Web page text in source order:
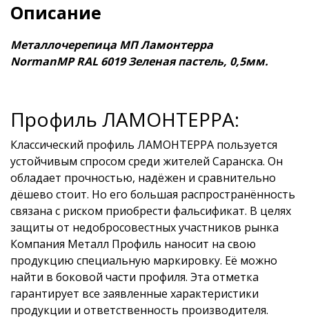
Описание
Металлочерепица МП Ламонтерра
NormanMP RAL 6019 Зеленая пастель, 0,5мм.
Профиль ЛАМОНТЕРРА:
Классический профиль ЛАМОНТЕРРА пользуется
устойчивым спросом среди жителей Саранска. Он
обладает прочностью, надёжен и сравнительно
дёшево стоит. Но его большая распространённость
связана с риском приобрести фальсификат. В целях
защиты от недобросовестных участников рынка
Компания Металл Профиль наносит на свою
продукцию специальную маркировку. Её можно
найти в боковой части профиля. Эта отметка
гарантирует все заявленные характеристики
продукции и ответственность производителя.